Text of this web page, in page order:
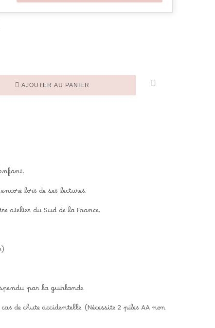
AJOUTER AU PANIER
lors de ses lectures.
atelier du Sud de la France.
par la guirlande.
de chute accidentelle. (Nécessite 2 piles AA non